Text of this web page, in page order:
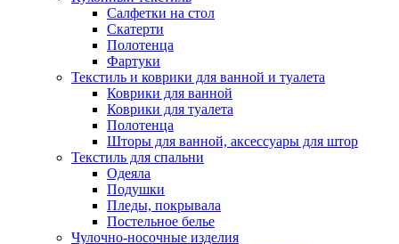
Салфетки на стол
Скатерти
Полотенца
Фартуки
Текстиль и коврики для ванной и туалета
Коврики для ванной
Коврики для туалета
Полотенца
Шторы для ванной, аксессуары для штор
Текстиль для спальни
Одеяла
Подушки
Пледы, покрывала
Постельное белье
Чулочно-носочные изделия